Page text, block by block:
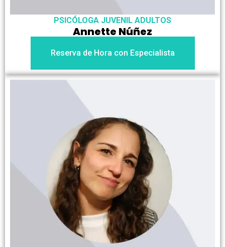
PSICÓLOGA JUVENIL ADULTOS
Annette Núñez
Reserva de Hora con Especialista